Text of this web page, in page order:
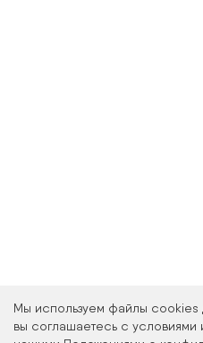
Мы используем файлы cookies
вы соглашаетесь с условиями